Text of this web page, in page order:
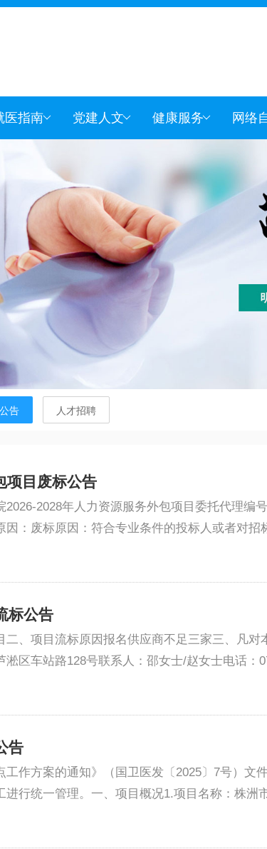
医指南 党建人文 健康服务 网络
告 人才招聘
项目废标公告
2028年人力资源服务外包项目委托代理编
：废标原因：符合专业条件的投标人或者对招
标公告
、项目流标原因报名供应商不足三家三、凡对
区车站路128号联系人：邵女士/赵女士电话：
告
作方案的通知》（国卫医发〔2025〕7号）文
行统一管理。一、项目概况1.项目名称：株洲